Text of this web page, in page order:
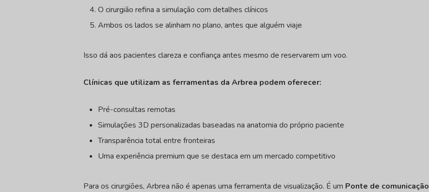
O cirurgião refina a simulação com detalhes clínicos
Ambos os lados se alinham no plano, antes que alguém viaje
Isso dá aos pacientes clareza e confiança antes mesmo de reservarem um voo.
Clínicas que utilizam as ferramentas da Arbrea podem oferecer:
Pré-consultas remotas
Simulações 3D personalizadas baseadas na anatomia do próprio paciente
Transparência total entre fronteiras
Uma experiência premium que se destaca em um mercado competitivo
Para os cirurgiões, Arbrea não é apenas uma ferramenta de visualização. É um Ponte de comunicação